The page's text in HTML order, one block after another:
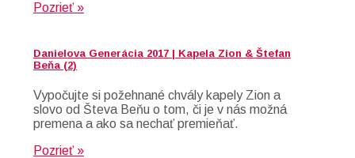
Pozrieť »
Danielova Generácia 2017 | Kapela Zion & Štefan
Beňa (2)
Vypočujte si požehnané chvály kapely Zion a
slovo od Števa Beňu o tom, či je v nás možná
premena a ako sa nechať premieňať.
Pozrieť »